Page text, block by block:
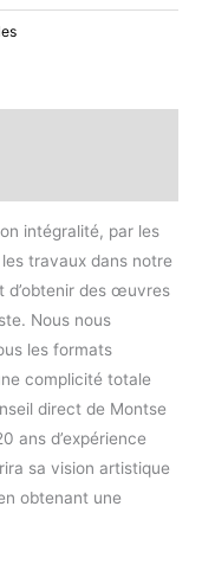
intégralité, par les
travaux dans notre
d’obtenir des œuvres
Nous nous
les formats
complicité totale
direct de Montse
ans d’expérience
sa vision artistique
obtenant une